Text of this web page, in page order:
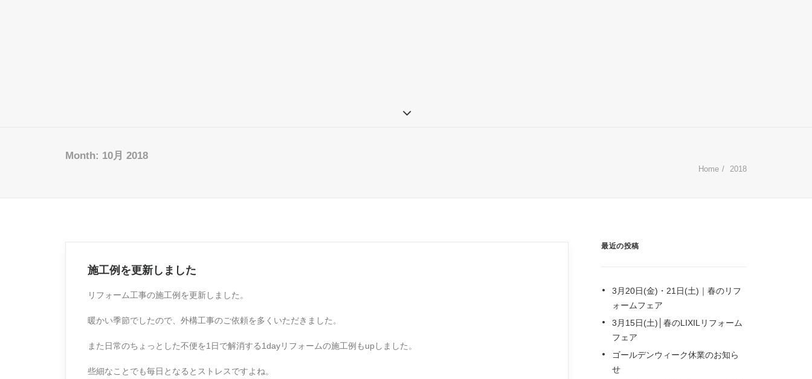
Month: 10月 2018
Home 2018
施工例を更新しました
リフォーム工事の施工例を更新しました。
暖かい季節でしたので、外構工事のご依頼を多くいただきました。
また日常のちょっとした不便を1日で解消する1dayリフォームの施工例もupしました。
些細なことでも毎日となるとストレスですよね。
最近の投稿
3月20日(金)・21日(土)｜春のリフ
ォームフェア
3月15日(土)│春のLIXILリフォーム
フェア
ゴールデンウィーク休業のお知ら
せ